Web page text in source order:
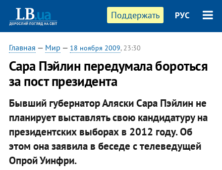
Поддержать РУС
Главная — Мир — 18 ноября 2009, 23:30
Сара Пэйлин передумала бороться
за пост президента
Бывший губернатор Аляски Сара Пэйлин не
планирует выставлять свою кандидатуру на
президентских выборах в 2012 году. Об
этом она заявила в беседе с телеведущей
Опрой Уинфри.